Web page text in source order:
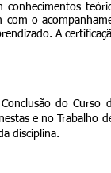
conhecimentos
com o
A
do
e no Trabalho
disciplina.